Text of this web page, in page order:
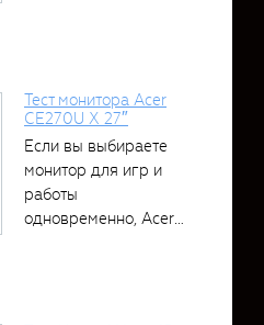
Тест монитора Acer
CE270U X 27″
Если вы выбираете
монитор для игр и
работы
одновременно, Acer